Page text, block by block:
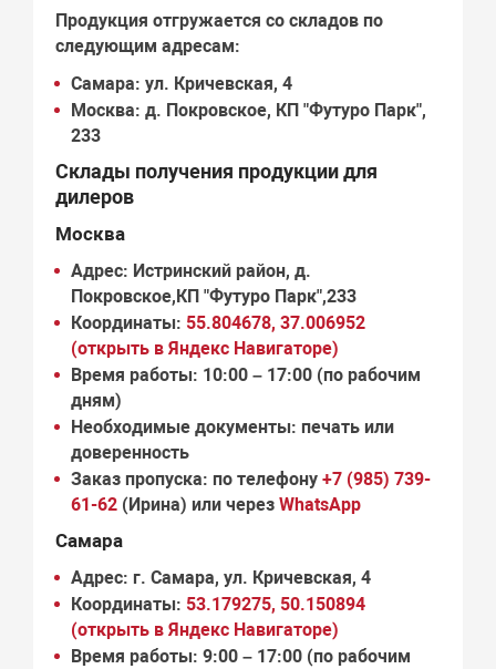
Продукция отгружается со складов по
следующим адресам:
Самара: ул. Кричевская, 4
Москва: д. Покровское, КП "Футуро Парк",
233
Склады получения продукции для
дилеров
Москва
Адрес: Истринский район, д.
Покровское,КП "Футуро Парк",233
Координаты: 55.804678, 37.006952
(открыть в Яндекс Навигаторе)
Время работы: 10:00 – 17:00 (по рабочим
дням)
Необходимые документы: печать или
доверенность
Заказ пропуска: по телефону+7 (985) 739-
61-62 (Ирина) или черезWhatsApp
Самара
Адрес: г. Самара, ул. Кричевская, 4
Координаты: 53.179275, 50.150894
(открыть в Яндекс Навигаторе)
Время работы: 9:00 – 17:00 (по рабочим